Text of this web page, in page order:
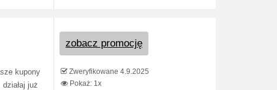
kupony
już
zobacz promocję
Zweryfikowane 4.9.2025
Pokaż: 1x